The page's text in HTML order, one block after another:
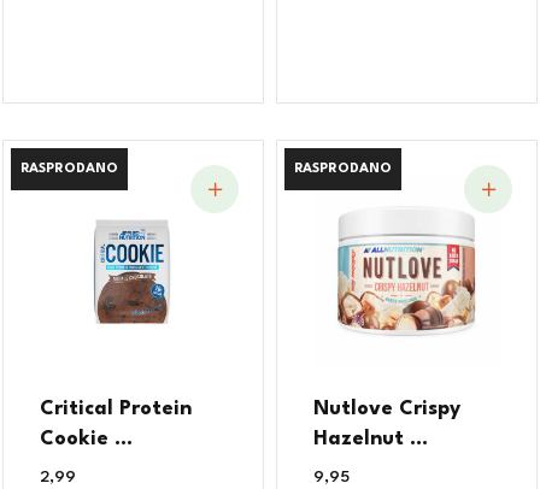
RASPRODANO
RASPRODANO
Critical Protein
Cookie ...
2,99
RASPRODANO
RASPRODANO
Nutlove Crispy
Hazelnut ...
9,95